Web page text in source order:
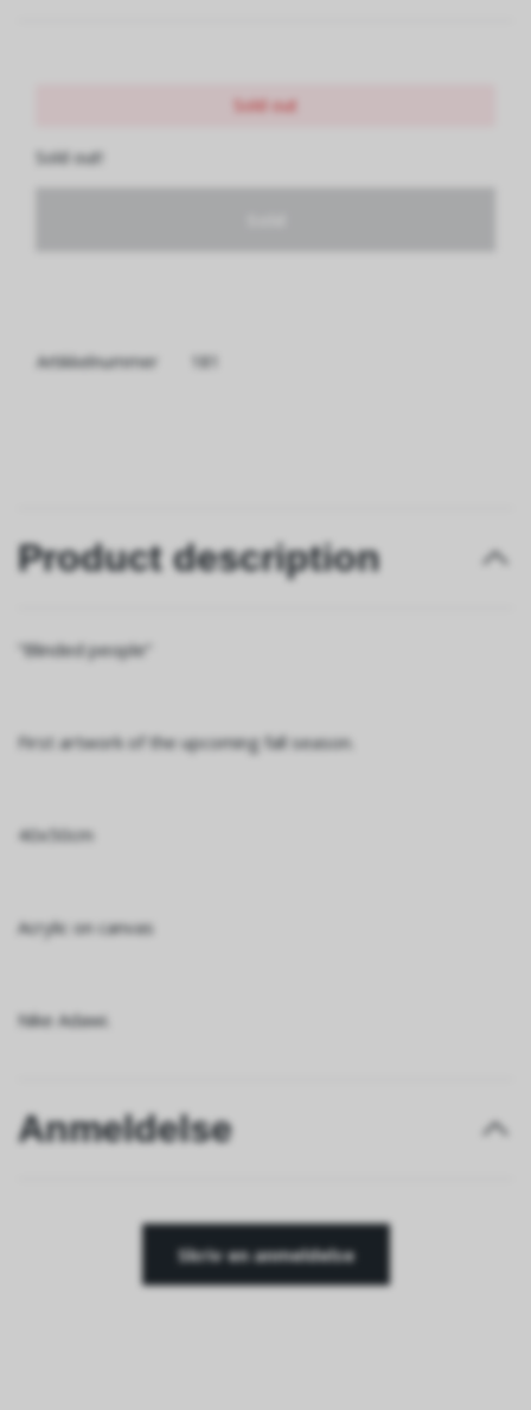
Sold out
Sold out!
Artikkelnummer 181
Product description
”Blinded people”
First artwork of the upcoming fall season.
40x50cm
Acrylic on canvas
Nike Adawi.
Anmeldelse
Skriv en anmeldelse